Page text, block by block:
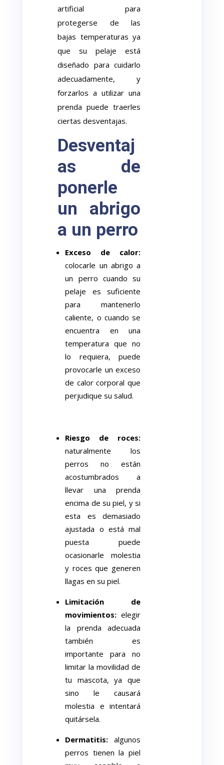
artificial para
protegerse de las
bajas temperaturas ya
que su pelaje está
diseñado para cuidarlo
adecuadamente, y
forzarlos a utilizar una
prenda puede traerles
ciertas desventajas.
Desventaj
as de
ponerle
un abrigo
a un perro
Exceso de calor:
colocarle un abrigo a
un perro cuando su
pelaje es suficiente
para mantenerlo
caliente, o cuando se
encuentra en una
temperatura que no
lo requiera, puede
provocarle un exceso
de calor corporal que
perjudique su salud.
Riesgo de roces:
naturalmente los
perros no están
acostumbrados a
llevar una prenda
encima de su piel, y si
esta es demasiado
ajustada o está mal
puesta puede
ocasionarle molestia
y roces que generen
llagas en su piel.
Limitación de
movimientos: elegir
la prenda adecuada
también es
importante para no
limitar la movilidad de
tu mascota, ya que
sino le causará
molestia e intentará
quitársela.
Dermatitis: algunos
perros tienen la piel